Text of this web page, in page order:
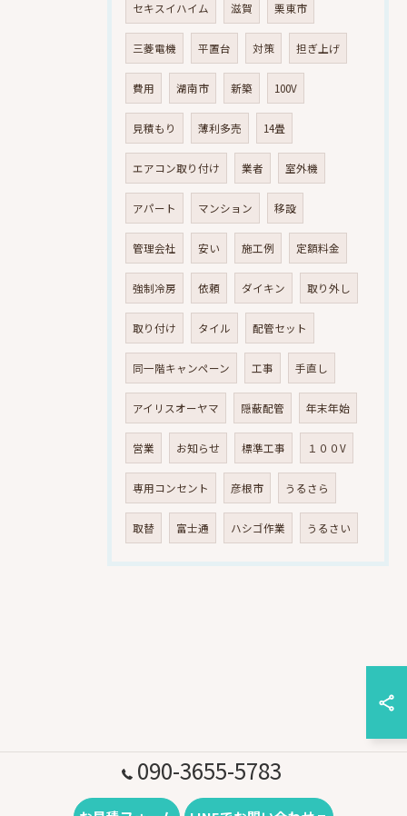
セキスイハイム 滋賀 栗東市
三菱電機 平置台 対策 担ぎ上げ
費用 湖南市 新築 100V
見積もり 薄利多売 14畳
エアコン取り付け 業者 室外機
アパート マンション 移設
管理会社 安い 施工例 定額料金
強制冷房 依頼 ダイキン 取り外し
取り付け タイル 配管セット
同一階キャンペーン 工事 手直し
アイリスオーヤマ 隠蔽配管 年末年始
営業 お知らせ 標準工事 １００V
専用コンセント 彦根市 うるさら
取替 富士通 ハシゴ作業 うるさい
090-3655-5783